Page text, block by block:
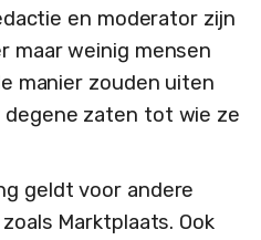
en moderator zijn
maar weinig mensen
manier zouden uiten
zaten tot wie ze
geldt voor andere
Marktplaats. Ook